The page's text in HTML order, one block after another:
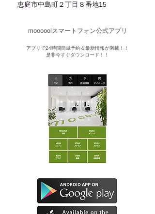
恵庭市中島町２丁目８番地15
moooooiスマートフォン公式アプリ​
​アプリで24時間簡単予約＆最新情報が満載！！
是非今すぐダウンロード！！